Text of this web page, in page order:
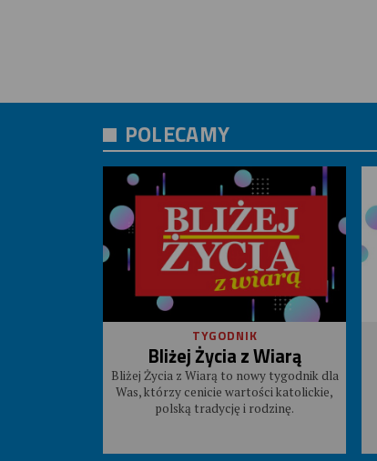
POLECAMY
TYGODNIK
Bliżej Życia z Wiarą
Bliżej Życia z Wiarą to nowy tygodnik dla
Was, którzy cenicie wartości katolickie,
polską tradycję i rodzinę.